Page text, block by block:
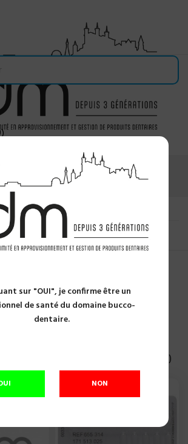
sur "OUI", je confirme être un
de santé du domaine bucco-
dentaire.
NON
)
de la
Affichage 1-19 of 19 article(s)